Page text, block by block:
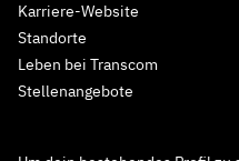
Karriere-Website
Standorte
Leben bei Transcom
Stellenangebote